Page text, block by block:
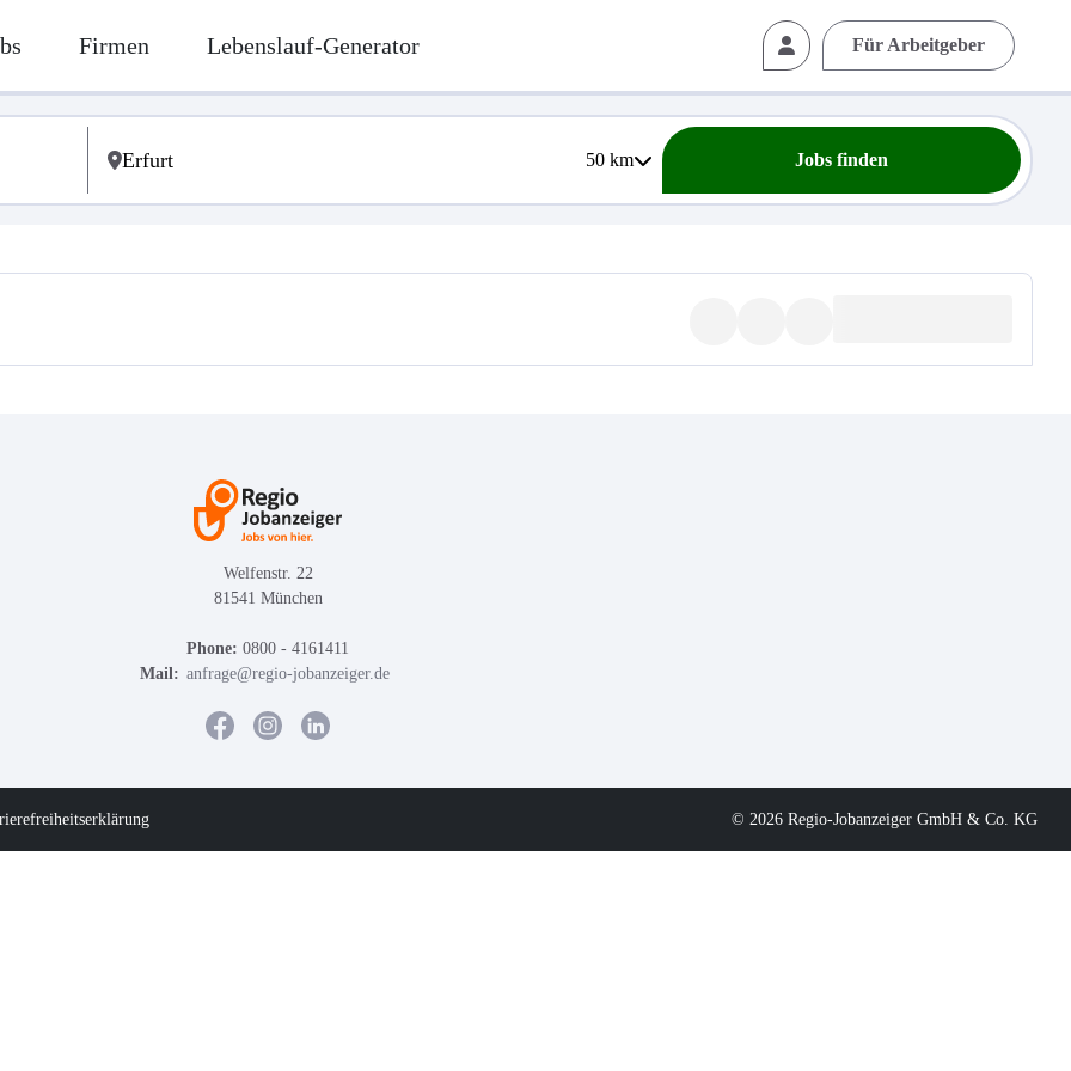
Firmen Lebenslauf-Generator Für Arbeitgeber
50km Jobs finden
Welfenstr. 22
81541 München
Phone: 0800 - 4161411
Mail: anfrage@regio-jobanzeiger.de
© 2026 Regio-Jobanzeiger GmbH & Co. KG